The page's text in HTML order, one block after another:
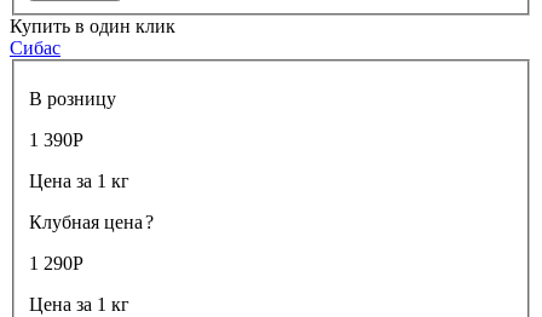
Купить в один клик
Сибас
В розницу
1 390Р
Цена за 1 кг
Клубная цена?
1 290Р
Цена за 1 кг